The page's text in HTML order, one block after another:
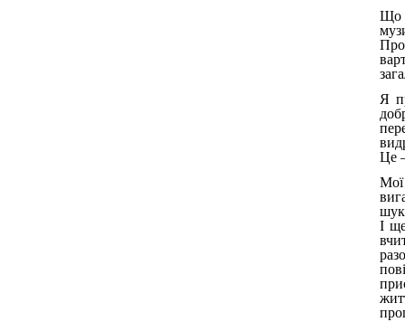
Що
Я
Це
Мої
І